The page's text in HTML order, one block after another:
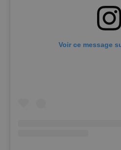
Voir ce message